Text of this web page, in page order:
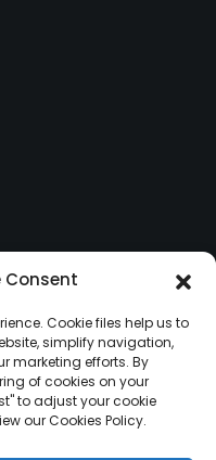
Huizhou 516001
Consent
Cookie files help us to
simplify navigation,
marketing efforts. By
of cookies on your
to adjust your cookie
our Cookies Policy.